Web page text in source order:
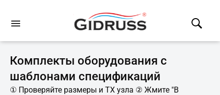
Комплекты оборудования с
шаблонами спецификаций
① Проверяйте размеры и ТХ узла ② Жмите "В